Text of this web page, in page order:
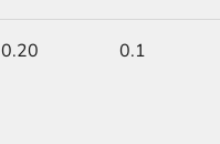
0.20 0.1